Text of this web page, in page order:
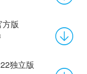
版
独立版